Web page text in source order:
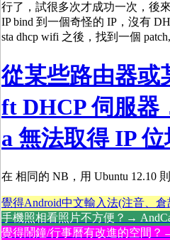
行了，試很多次才成功一次，後
IP bind 到一個奇怪的 IP，沒有
sta dhcp wifi 之後，找到一個
從某些路由器或
ft DHCP 伺服器
a 無法取得 IP 位
在 相同的 NB，用 Ubuntu 12.10
覺得Android中文輸入法(注音、
手機照相看照片不方便？→
覺得鬧鐘/行事曆有改進的空間